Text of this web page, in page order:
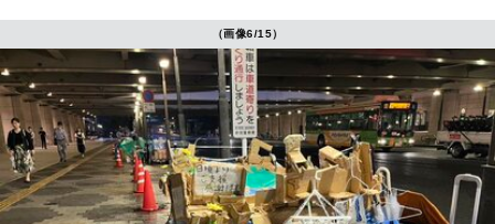
（画像6/15）